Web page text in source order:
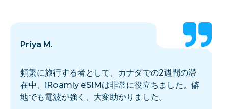
Priya M.
頻繁に旅行する者として、カナダでの2週間の滞
在中、iRoamly eSIMは非常に役立ちました。僻
地でも電波が強く、大変助かりました。